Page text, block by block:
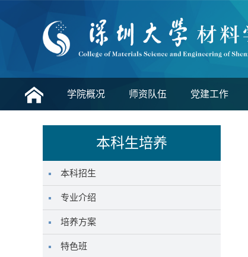
学院概况 师资队伍 党建工作
本科生培养
本科招生
专业介绍
培养方案
特色班